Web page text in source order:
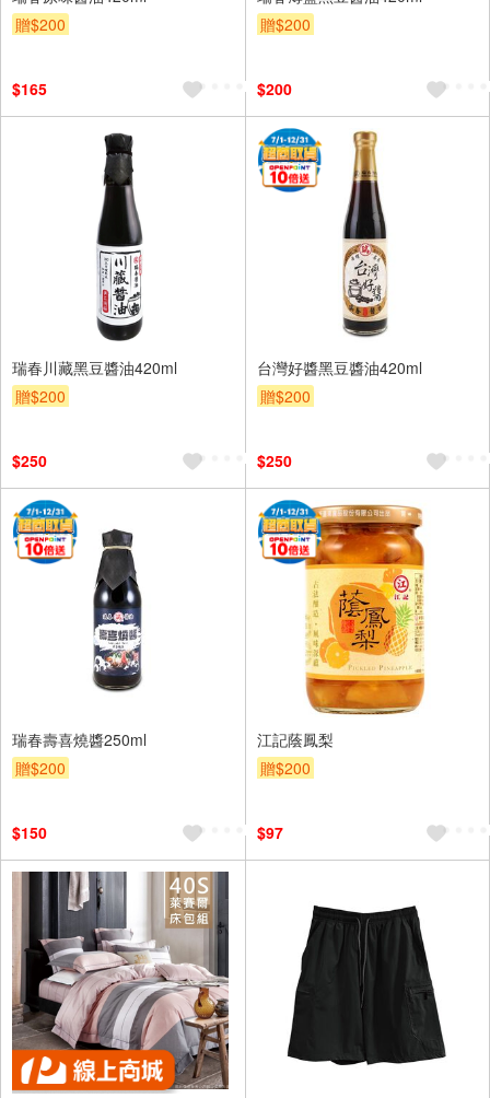
贈$200
$165
贈$200
$200
瑞春川藏黑豆醬油420ml
贈$200
$250
台灣好醬黑豆醬油420ml
贈$200
$250
瑞春壽喜燒醬250ml
贈$200
$150
江記蔭鳳梨
贈$200
$97